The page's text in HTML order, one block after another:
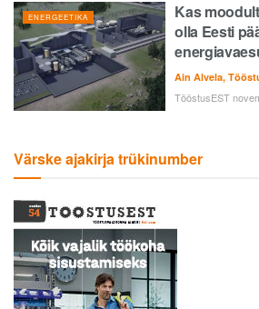
ENERGEETIKA
Kas
olla Eesti
Ain Alvela,
TööstusEST
Värske ajakirja trükinumber